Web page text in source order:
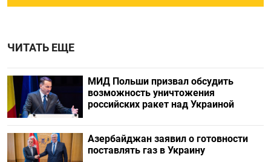
ЧИТАТЬ ЕЩЕ
МИД Польши призвал обсудить
возможность уничтожения
российских ракет над Украиной
Азербайджан заявил о готовности
поставлять газ в Украину